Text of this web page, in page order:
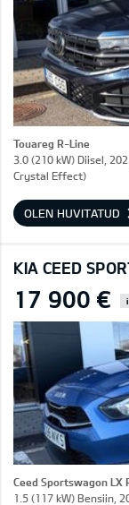
Touareg R-Line
3.0 (210 kW) Diisel,
Crystal Effect)
OLEN HUVITATUD
KIA CEED
17 900 € i
Ceed Sportswagon LX
1.5 (117 kW) Bensiin,